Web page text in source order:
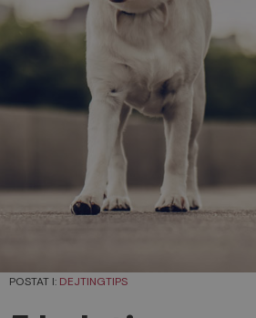
POSTAT I: DEJTINGTIPS